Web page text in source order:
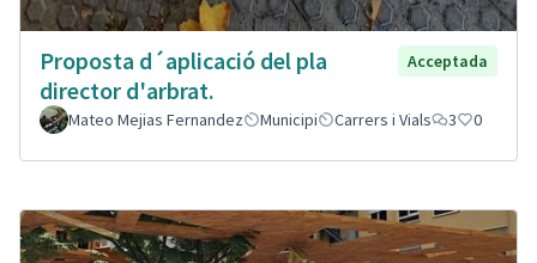
Proposta d´aplicació del pla
director d'arbrat.
Acceptada
Mateo Mejias Fernandez Municipi Carrers i Vials 3 0